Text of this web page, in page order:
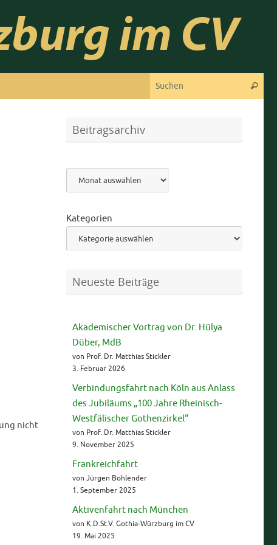
Suchen
nicht
Beitragsarchiv
Archiv
Kategorien
Neueste Beiträge
Akademischer Vortrag von Dr. Hülya
Düber, MdB
von Prof. Dr. Matthias Stickler
3. Februar 2026
Verbindungsfahrt nach Köln aus Anlass
des Jubiläums „100 Jahre Rheinisch-
Westfälischer Gothenzirkel“
von Prof. Dr. Matthias Stickler
9. November 2025
Frankreichfahrt
von Jürgen Bohlender
1. September 2025
Aktivenfahrt nach München
von K.D.St.V. Gothia-Würzburg im CV
19. Mai 2025